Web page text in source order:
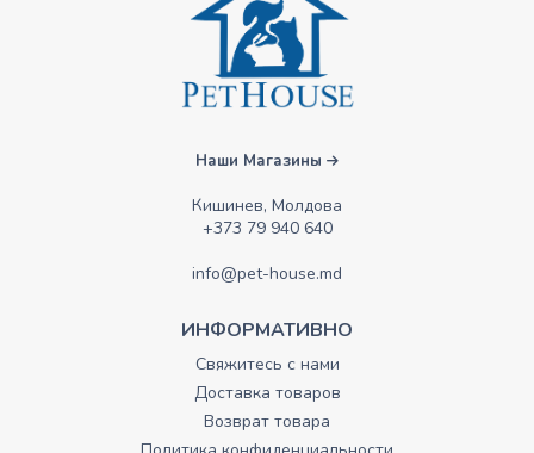
Наши Магазины
Кишинев, Молдова
+373 79 940 640
info@pet-house.md
ИНФОРМАТИВНО
Свяжитесь с нами
Доставка товаров
Возврат товара